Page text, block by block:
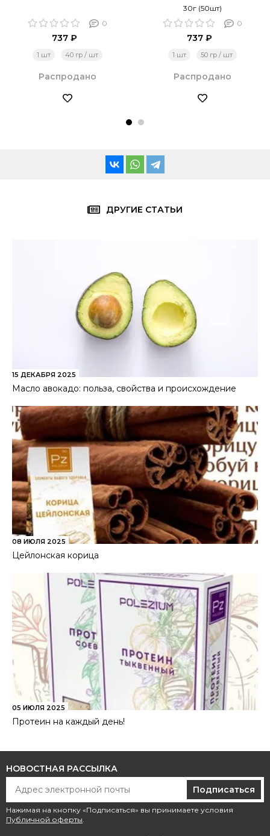
0
737 ₽
1 шт 40 гр / шт
Распродано
30г (50шт)
0
737 ₽
1 шт 50 гр / шт
Распродано
ДРУГИЕ СТАТЬИ
15 ДЕКАБРЯ 2025
Масло авокадо: польза, свойства и происхождение
08 ИЮЛЯ 2025
Цейлонская корица
05 ИЮЛЯ 2025
Протеин на каждый день!
НОВОСТНАЯ РАССЫЛКА
Подписаться
Нажимая на кнопку «Подписаться» вы принимаете условия
Публичной оферты.